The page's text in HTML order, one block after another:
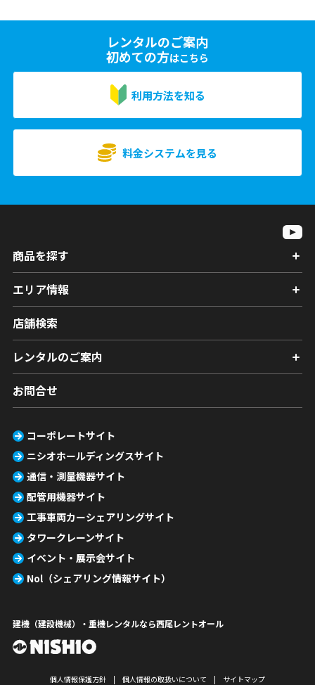
レンタルのご案内
初めての方はこちら
利用方法を知る
料金システムを見る
商品を探す
エリア情報
店舗検索
レンタルのご案内
お問合せ
コーポレートサイト
ニシオホールディングスサイト
通信・測量機器サイト
配管用機器サイト
工事車両カーシェアリングサイト
タワークレーンサイト
イベント・展示会サイト
Nol（シェアリング情報サイト）
建機（建設機械）・重機レンタルなら西尾レントオール
個人情報保護方針 個人情報の取扱いについて サイトマップ